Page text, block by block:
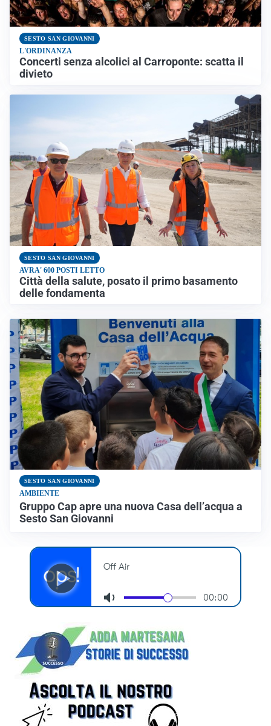
SESTO SAN GIOVANNI
L'ORDINANZA
Concerti senza alcolici al Carroponte: scatta il
divieto
SESTO SAN GIOVANNI
AVRA' 600 POSTI LETTO
Città della salute, posato il primo basamento
delle fondamenta
SESTO SAN GIOVANNI
AMBIENTE
Gruppo Cap apre una nuova Casa dell’acqua a
Sesto San Giovanni